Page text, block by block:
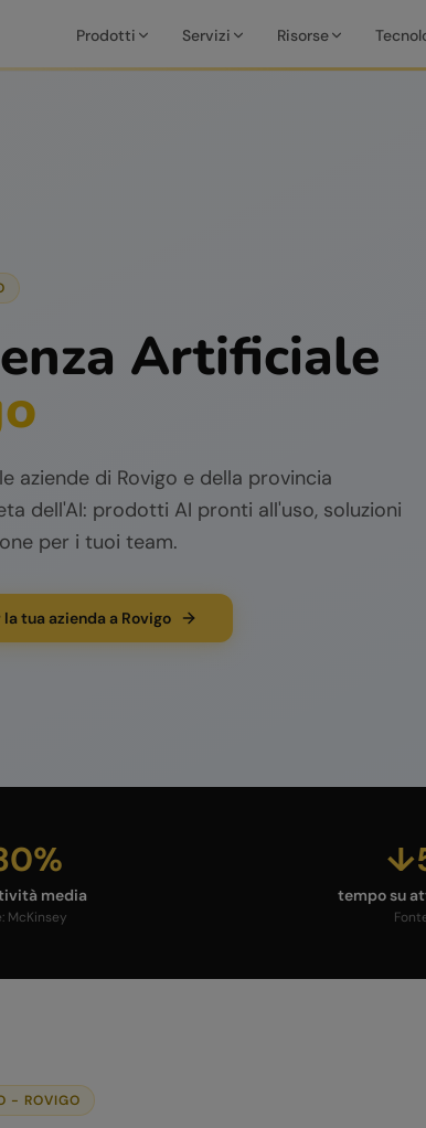
Prodotti Servizi Risorse
Artificiale
aziende di Rovigo e della provincia
dell'AI: prodotti AI pronti all'uso, soluzioni
per i tuoi team.
tua azienda a Rovigo
media
McKinsey
tempo su
- ROVIGO